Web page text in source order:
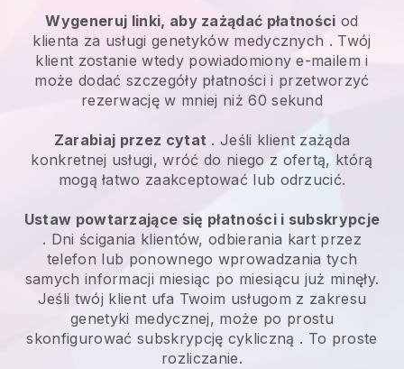
Wygeneruj linki, aby zażądać płatności od
klienta za usługi genetyków medycznych . Twój
klient zostanie wtedy powiadomiony e-mailem i
może dodać szczegóły płatności i przetworzyć
rezerwację w mniej niż 60 sekund
Zarabiaj przez cytat . Jeśli klient zażąda
konkretnej usługi, wróć do niego z ofertą, którą
mogą łatwo zaakceptować lub odrzucić.
Ustaw powtarzające się płatności i subskrypcje
. Dni ścigania klientów, odbierania kart przez
telefon lub ponownego wprowadzania tych
samych informacji miesiąc po miesiącu już minęły.
Jeśli twój klient ufa Twoim usługom z zakresu
genetyki medycznej, może po prostu
skonfigurować subskrypcję cykliczną . To proste
rozliczanie.